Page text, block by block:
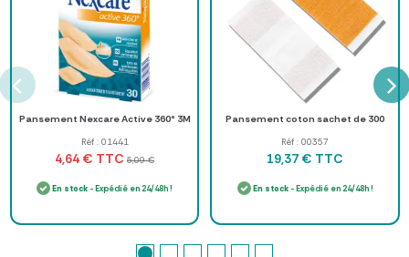
Pansement Nexcare Active 360° 3M
Réf : 01441
4,64 € TTC 5,09 €
En stock - Expédié en 24/48h !
Pansement coton sachet de 300
Réf : 00357
19,37 € TTC
En stock- Expédié en 24/48h !